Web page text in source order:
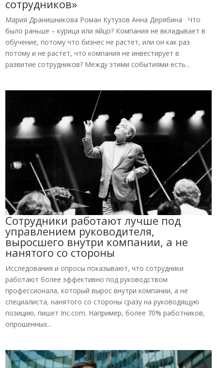
сотрудников»
Мария Дранишникова Роман Кутузов Анна Дерябина Что
было раньше – курица или яйцо? Компания не вкладывает в
обучение, потому что бизнес не растет, или он как раз
потому и не растет, что компания не инвестирует в
развитие сотрудников? Между этими событиями есть...
Сотрудники работают лучше под
управлением руководителя,
выросшего внутри компании, а не
нанятого со стороны
Исследования и опросы показывают, что сотрудники
работают более эффективно под руководством
профессионала, который вырос внутри компании, а не
специалиста, нанятого со стороны сразу на руководящую
позицию, пишет Inc.com. Например, более 70% работников,
опрошенных...